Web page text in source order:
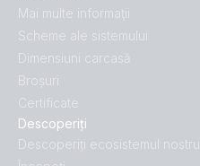
Descoperiți
Descoperiți ecosistemul nostru
Mai multe informaţii
Scheme ale sistemului
Dimensiuni carcasă
Broșuri
Certificate